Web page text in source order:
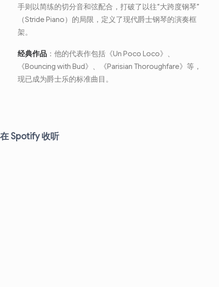
手则以简练的切分音和弦配合，打破了以往“大跨度钢琴”
（Stride Piano）的局限，定义了现代爵士钢琴的演奏框
架。
经典作品 ：他的代表作包括《Un Poco Loco》、
《Bouncing with Bud》、《Parisian Thoroughfare》等，
现已成为爵士乐的标准曲目。
在 Spotify 收听